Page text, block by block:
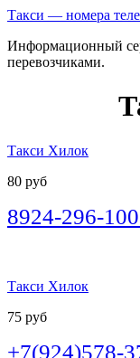
Такси — номера
Информационный
перевозчиками.
Такси Хилок
80 руб
8924-296-
Такси Хилок
75 руб
+7(924)578-